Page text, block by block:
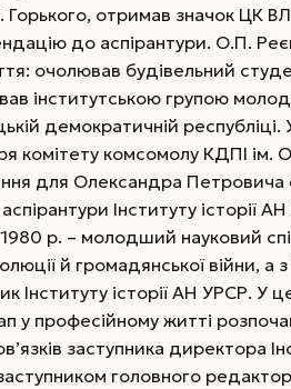
Горького, отримав значок ЦК
до аспірантури. О.П.
очолював будівельний
інститутською групою
демократичній республіці.
комітету комсомолу КДПІ ім.
для Олександра Петровича
Інституту історії AH
р. – молодший науковий
й громадянської війни, а
Інституту історії АН УРСР. У
у професійному житті
заступника директора
головного